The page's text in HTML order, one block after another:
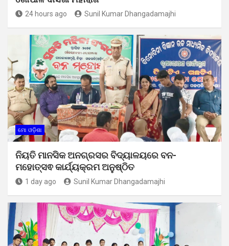
24 hours ago Sunil Kumar Dhangadamajhi
ମୋ ଓଡ଼ିଶା
ନିୟତି ମାନସିକ ଅନଗ୍ରସର ବିଦ୍ୟାଳୟରେ ବନ-
ମହୋତ୍ସଵ କାର୍ଯ୍ୟକ୍ରମ ଅନୁଷ୍ଠିତ
1 day ago Sunil Kumar Dhangadamajhi